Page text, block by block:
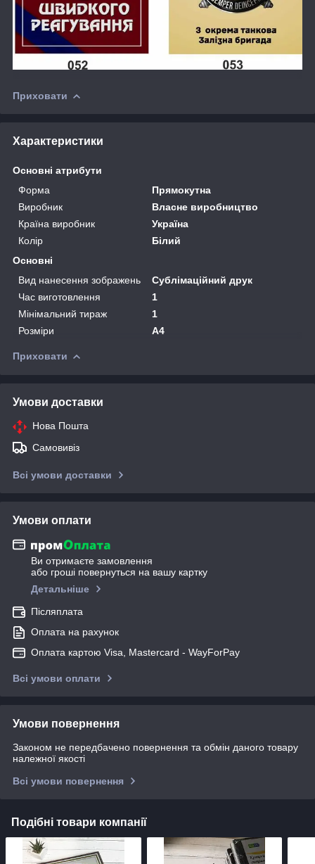
Приховати
Характеристики
Основні атрибути
Форма
Прямокутна
Виробник
Власне виробництво
Країна виробник
Україна
Колір
Білий
Основні
Вид нанесення зображень
Сублімаційний друк
Час виготовлення
1
Мінімальний тираж
1
Розміри
А4
Приховати
Умови доставки
Нова Пошта
Самовивіз
Всі умови доставки
Умови оплати
Ви отримаєте замовлення
або гроші повернуться на вашу картку
Детальніше
Післяплата
Оплата на рахунок
Оплата картою Visa, Mastercard - WayForPay
Всі умови оплати
Умови повернення
Законом не передбачено повернення та обмін даного товару
належної якості
Всі умови повернення
Подібні товари компанії